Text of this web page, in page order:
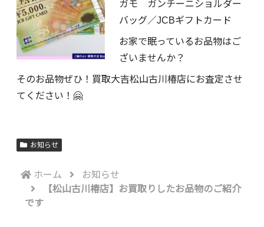
ガモ ガンチーニショルダー
バッグ／JCBギフトカード
お家で眠っているお品物はご
ざいませんか？
そのお品物ぜひ！買取大吉松山古川椿店にお査定させ
てください！🤗
お知らせ
ホーム
お知らせ
【松山古川椿店】お買取りしたお品物のご紹介
です